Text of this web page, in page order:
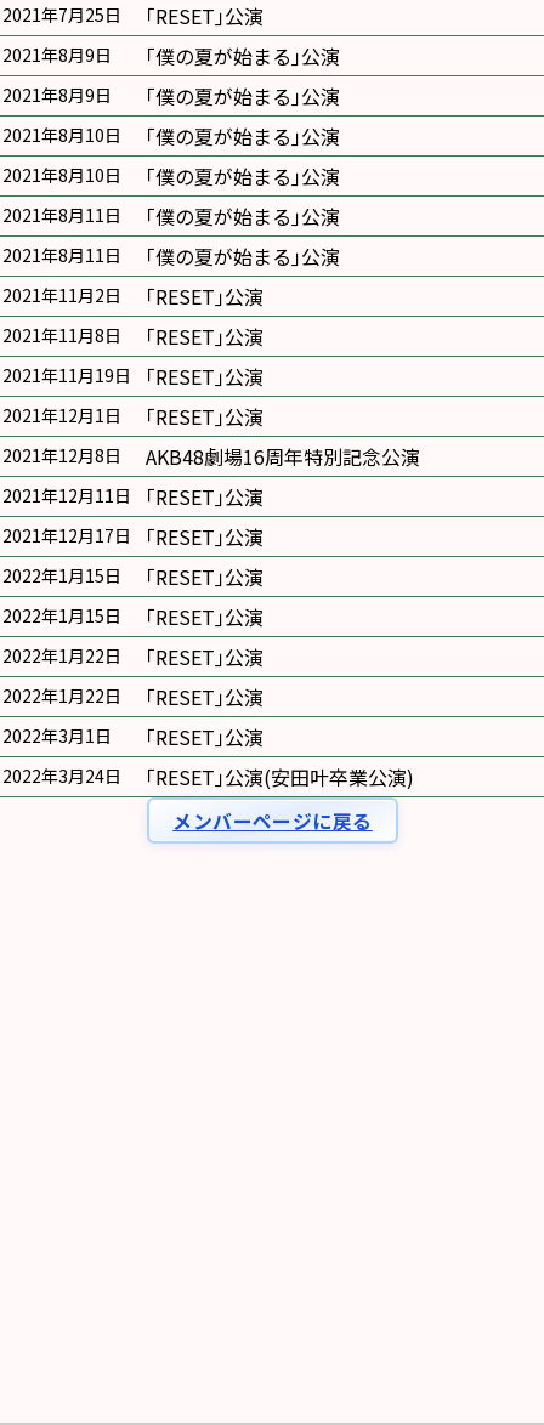
2021年7月25日 ｢RESET｣公演
2021年8月9日 ｢僕の夏が始まる｣公演
2021年8月9日 ｢僕の夏が始まる｣公演
2021年8月10日 ｢僕の夏が始まる｣公演
2021年8月10日 ｢僕の夏が始まる｣公演
2021年8月11日 ｢僕の夏が始まる｣公演
2021年8月11日 ｢僕の夏が始まる｣公演
2021年11月2日 ｢RESET｣公演
2021年11月8日 ｢RESET｣公演
2021年11月19日 ｢RESET｣公演
2021年12月1日 ｢RESET｣公演
2021年12月8日 AKB48劇場16周年特別記念公演
2021年12月11日 ｢RESET｣公演
2021年12月17日 ｢RESET｣公演
2022年1月15日 ｢RESET｣公演
2022年1月15日 ｢RESET｣公演
2022年1月22日 ｢RESET｣公演
2022年1月22日 ｢RESET｣公演
2022年3月1日 ｢RESET｣公演
2022年3月24日 ｢RESET｣公演(安田叶卒業公演)
メンバーページに戻る